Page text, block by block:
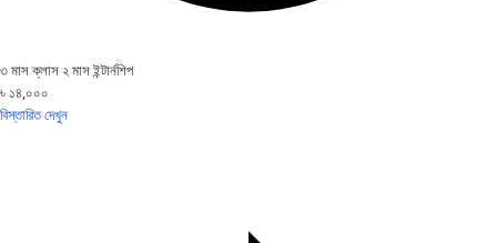
৩ মাস ক্লাস ২ মাস ইন্টার্নশিপ
৳ ১৪,০০০
বিস্তারিত দেখুন